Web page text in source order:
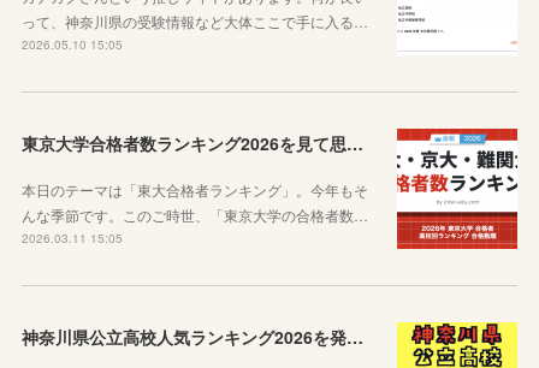
って、神奈川県の受験情報など大体ここで手に入る…
2026.05.10 15:05
東京大学合格者数ランキング2026を見て思うこと
本日のテーマは「東大合格者ランキング」。今年もそ
んな季節です。このご時世、「東京大学の合格者数…
2026.03.11 15:05
神奈川県公立高校人気ランキング2026を発表します！